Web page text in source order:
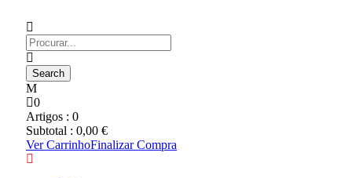
0
Artigos : 0
Subtotal : 0,00 €
Ver CarrinhoFinalizar Compra